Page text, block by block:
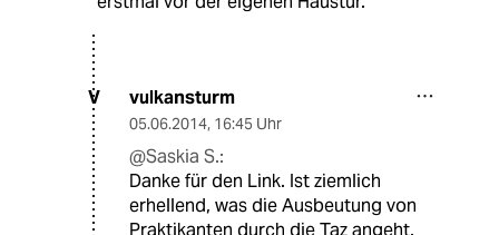
V vulkansturm
05.06.2014, 16:45 Uhr
@Saskia S.:
Danke für den Link. Ist ziemlich
erhellend, was die Ausbeutung von
Praktikanten durch die Taz angeht.